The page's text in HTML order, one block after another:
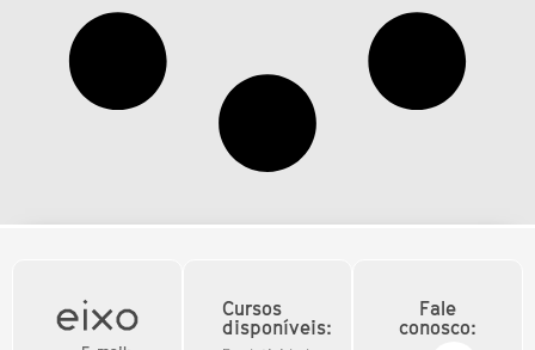
Cursos
disponíveis:
Fale
conosco: